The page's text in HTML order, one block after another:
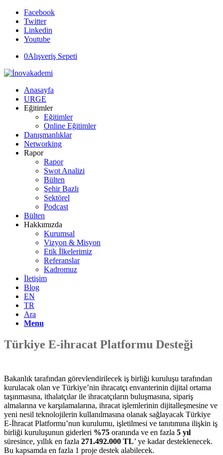
Facebook
Twitter
Linkedin
Youtube
0Alışveriş Sepeti
Anasayfa
URGE
Eğitimler
Eğitimler
Online Eğitimler
Danışmanlıklar
Networking
Rapor
Rapor
Swot Analizi
Bülten
Şehir Bazlı
Sektörel
Podcast
Bülten
Hakkımızda
Kurumsal
Vizyon & Misyon
Etik İlkelerimiz
Referanslar
Kadromuz
İletişim
Blog
EN
TR
Ara
Menu
Türkiye E-ihracat Platformu Desteği
Bakanlık tarafından görevlendirilecek iş birliği kuruluşu tarafından
kurulacak olan ve Türkiye’nin ihracatçı envanterinin dijital ortama
taşınmasına, ithalatçılar ile ihracatçıların buluşmasına, sipariş
almalarına ve karşılamalarına, ihracat işlemlerinin dijitalleşmesine ve
yeni nesil teknolojilerin kullanılmasına olanak sağlayacak Türkiye
E-İhracat Platformu’nun kurulumu, işletilmesi ve tanıtımına ilişkin iş
birliği kuruluşunun giderleri %75 oranında ve en fazla 5 yıl
süresince, yıllık en fazla 271.492.000 TL’ ye kadar desteklenecek.
Bu kapsamda en fazla 1 proje destek alabilecek.